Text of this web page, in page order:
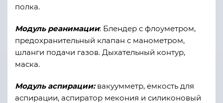
полка.
Модуль реанимации: Блендер с флоуметром,
предохранительный клапан с манометром,
шланги подачи газов. Дыхательный контур,
маска.
Модуль аспирации:вакуумметр, емкость для
аспирации, аспиратор мекония и силиконовый